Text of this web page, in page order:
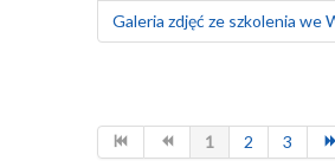
Galeria zdjęć ze szkolenia we
1 2 3